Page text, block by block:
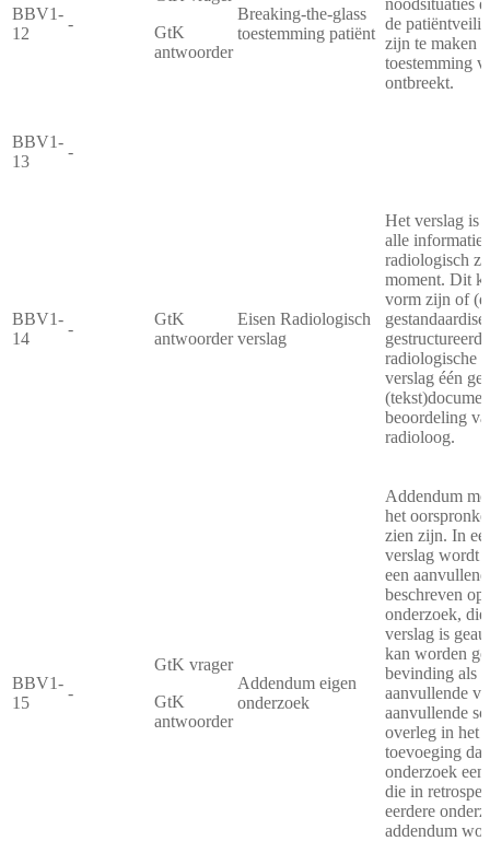
BBV1-
12
-
GtK
antwoorder
Breaking-the-glass
toestemming patiënt
noodsituaties
de
zijn te maken
toestemming
ontbreekt.
BBV1-
13
-
BBV1-
14
-
GtK
antwoorder
Eisen Radiologisch
verslag
Het verslag is
alle
radiologisch
moment. Dit
vorm zijn of
radiologische
verslag één
beoordeling
radioloog.
BBV1-
15
-
GtK vrager
GtK
antwoorder
Addendum eigen
onderzoek
Addendum
het
zien zijn. In
verslag wordt
een
beschreven op
onderzoek, die
verslag is
kan worden
bevinding als
aanvullende
aanvullende
overleg in het
toevoeging
onderzoek
die in
eerdere
addendum